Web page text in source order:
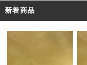
新着商品